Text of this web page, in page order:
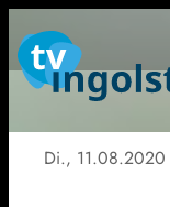
Di., 11.08.2020